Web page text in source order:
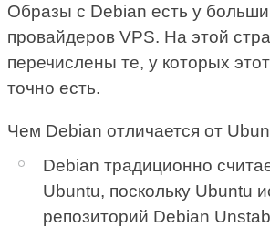
Образы с Debian есть у
провайдеров VPS. На этой
перечислены те, у которых
точно есть.
Чем Debian отличается от
Debian традиционно
Ubuntu, поскольку Ubuntu
репозиторий Debian